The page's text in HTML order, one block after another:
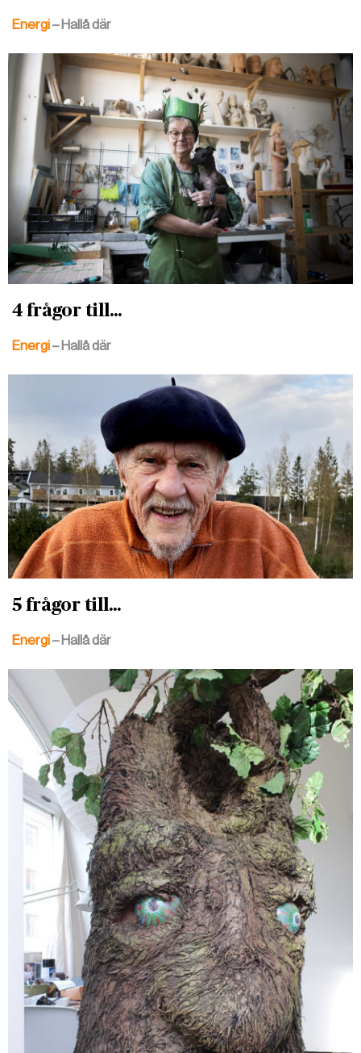
Energi– Hallå där
4 frågor till...
Energi– Hallå där
5 frågor till...
Energi– Hallå där